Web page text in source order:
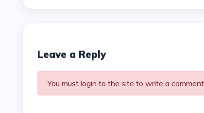
Leave a Reply
You must login to the site to write a